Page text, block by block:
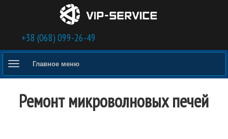
Перейти к основному содержанию
+38 (068) 099-26-49
Главное меню
Ремонт микроволновых печей